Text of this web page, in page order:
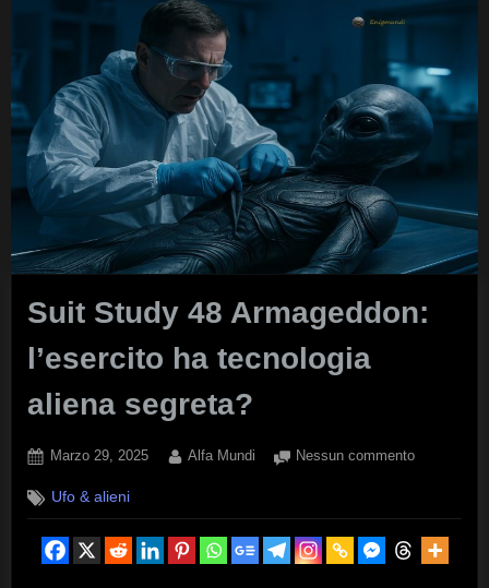
Suit Study 48 Armageddon:
l’esercito ha tecnologia
aliena segreta?
Posted
Marzo 29, 2025 By
Alfa Mundi Nessun commentosu
48
l’esercito
Ufo & alieni